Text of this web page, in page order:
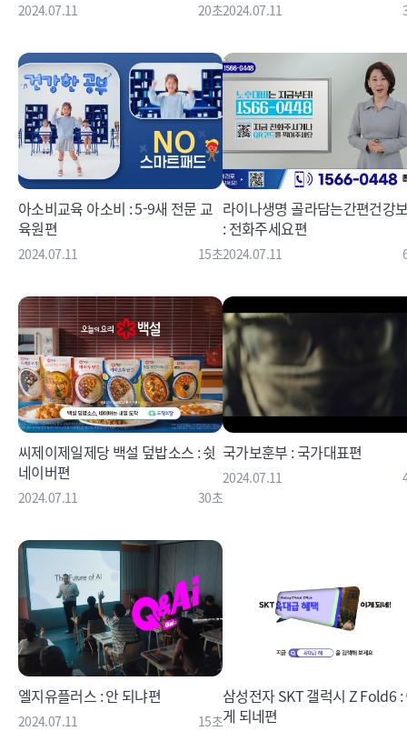
2024.07.11 20초2024.07.11
아소비교육 아소비 : 5-9새 전문 교
육원편
2024.07.11 15초
라이나생명 골라담는간편건강
: 전화주세요편
2024.07.11
씨제이제일제당 백설 덮밥소스 : 쉿
네이버편
2024.07.11 30초
국가보훈부 : 국가대표편
2024.07.11
엘지유플러스 : 안 되냐편
2024.07.11 15초
삼성전자 SKT 갤럭시 Z Fold6 :
게 되네편